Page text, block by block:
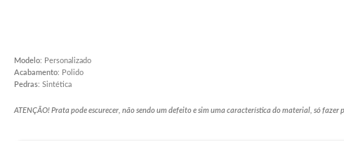
Modelo: Personalizado
Acabamento: Polido
Pedras: Sintética
ATENÇÃO! Prata pode escurecer, não sendo um defeito e sim uma característica do material, só